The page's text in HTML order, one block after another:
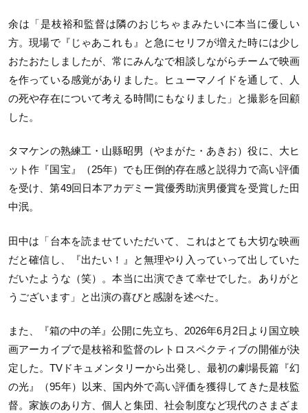
余は「是枝裕和監督は隣のおじちゃまみたいに本当に優しい
方。現場で『じゃあこれも』と急にセリフが増えた時には少し
おたおたしましたが、常にみんなで相談しながらチームで映画
を作っている感覚がありました。ヒューマノイドを通して、人
の死や存在について考える時間にもなりました」と撮影を回顧
した。
タマケンの熟練工・山縣昭男（やまがた・あきお）役に、大ヒ
ット作『国宝』（25年）でも圧倒的存在感と説得力で高い評価
を受け、第49回日本アカデミー賞優秀助演男優賞を受賞した田
中泯。
田中は「台本を読ませていただいて、これはとても大切な映画
だと確信し、『出たい！』と無理やり入っていって出していた
だいたような（笑）。本当に出演できて幸せでした。ありがと
うございます」と出演の喜びと感謝を述べた。
また、『箱の中の羊』公開に先立ち、2026年6月2日より国立映
画アーカイブで是枝裕和監督のレトロスペクティブの開催が決
定した。TVドキュメンタリーから出発し、最初の劇場長篇『幻
の光』（95年）以来、国内外で高い評価を獲得してきた是枝監
督。家族のあり方、個人と集団、社会制度など現代のさまざま